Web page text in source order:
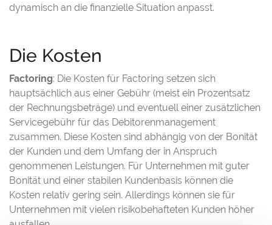
dynamisch an die finanzielle Situation anpasst.
Die Kosten
Factoring: Die Kosten für Factoring setzen sich
hauptsächlich aus einer Gebühr (meist ein Prozentsatz
der Rechnungsbeträge) und eventuell einer zusätzlichen
Servicegebühr für das Debitorenmanagement
zusammen. Diese Kosten sind abhängig von der Bonität
der Kunden und dem Umfang der in Anspruch
genommenen Leistungen. Für Unternehmen mit guter
Bonität und einer stabilen Kundenbasis können die
Kosten relativ gering sein. Allerdings können sie für
Unternehmen mit vielen risikobehafteten Kunden höher